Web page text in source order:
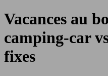
Vacances au
camping-car
fixes